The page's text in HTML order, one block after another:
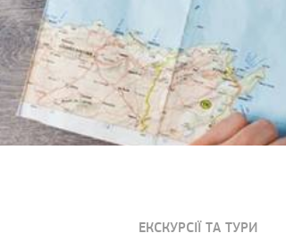
ЕКСКУРСІЇ ТА ТУРИ